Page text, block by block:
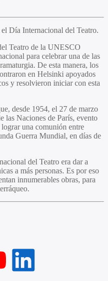
Día Internacional del Teatro.
Teatro de la UNESCO
para celebrar una de las
De esta manera, los
en Helsinki apoyados
y resolvieron iniciar con esta
desde 1954, el 27 de marzo
las Naciones de París, evento
una comunión entre
Guerra Mundial, en días de
del Teatro era dar a
a más personas. Es por eso
innumerables obras, para
LinkedIn